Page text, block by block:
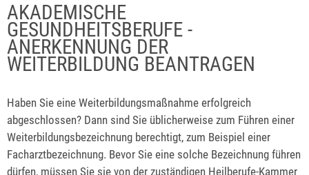
AKADEMISCHE
GESUNDHEITSBERUFE -
ANERKENNUNG DER
WEITERBILDUNG BEANTRAGEN
Haben Sie eine Weiterbildungsmaßnahme erfolgreich
abgeschlossen? Dann sind Sie üblicherweise zum Führen einer
Weiterbildungsbezeichnung berechtigt, zum Beispiel einer
Facharztbezeichnung. Bevor Sie eine solche Bezeichnung führen
dürfen, müssen Sie sie von der zuständigen Heilberufe-Kammer